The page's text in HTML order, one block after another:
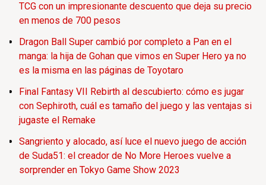
TCG con un impresionante descuento que deja su precio
en menos de 700 pesos
Dragon Ball Super cambió por completo a Pan en el
manga: la hija de Gohan que vimos en Super Hero ya no
es la misma en las páginas de Toyotaro
Final Fantasy VII Rebirth al descubierto: cómo es jugar
con Sephiroth, cuál es tamaño del juego y las ventajas si
jugaste el Remake
Sangriento y alocado, así luce el nuevo juego de acción
de Suda51: el creador de No More Heroes vuelve a
sorprender en Tokyo Game Show 2023